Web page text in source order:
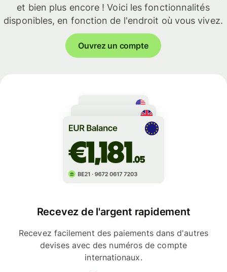
et bien plus encore ! Voici les fonctionnalités
disponibles, en fonction de l'endroit où vous vivez.
Ouvrez un compte
Recevez de l'argent rapidement
Recevez facilement des paiements dans d'autres
devises avec des numéros de compte
internationaux.